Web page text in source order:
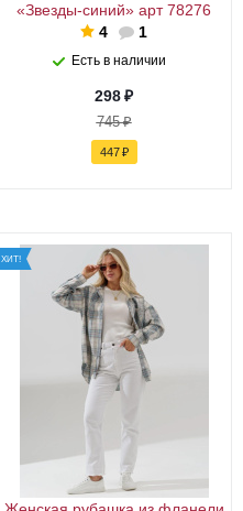
«Звезды-синий» арт 78276
4
1
Есть в наличии
298₽
745₽
447₽
ХИТ!